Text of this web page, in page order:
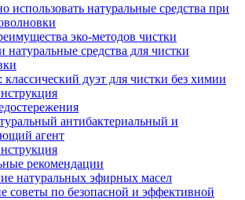
использовать натуральные средства при
эко-методов чистки
средства для чистки
классический дуэт для чистки без химии
антибактериальный и
агент
рекомендации
натуральных эфирных масел
советы по безопасной и эффективной